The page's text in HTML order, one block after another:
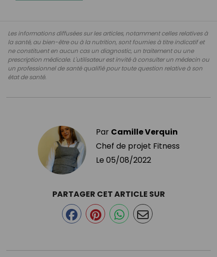
Les informations diffusées sur les articles, notamment celles relatives à
la santé, au bien-être ou à la nutrition, sont fournies à titre indicatif et
ne constituent en aucun cas un diagnostic, un traitement ou une
prescription médicale. L'utilisateur est invité à consulter un médecin ou
un professionnel de santé qualifié pour toute question relative à son
état de santé.
Par Camille Verquin
Chef de projet Fitness
Le 05/08/2022
PARTAGER CET ARTICLE SUR